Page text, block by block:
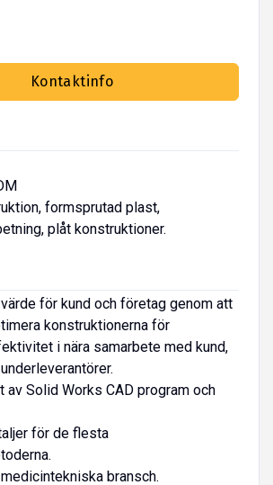
Kontaktinfo
formsprutad plast,
plåt konstruktioner.
för kund och företag genom att
konstruktionerna för
i nära samarbete med kund,
av Solid Works CAD program och
för de flesta
bransch.